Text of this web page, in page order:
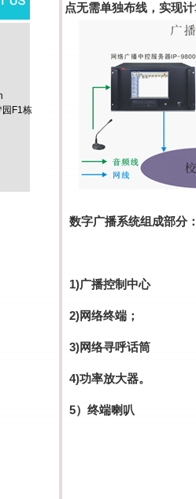
园F1栋
点无需单独布线，实现
数字广播系统组成部分
1)广播控制中心
2)网络终端；
3)网络寻呼话筒
4)功率放大器。
5）终端喇叭